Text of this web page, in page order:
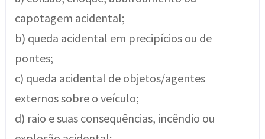
capotagem acidental;
b) queda acidental em precipícios ou de
pontes;
c) queda acidental de objetos/agentes
externos sobre o veículo;
d) raio e suas consequências, incêndio ou